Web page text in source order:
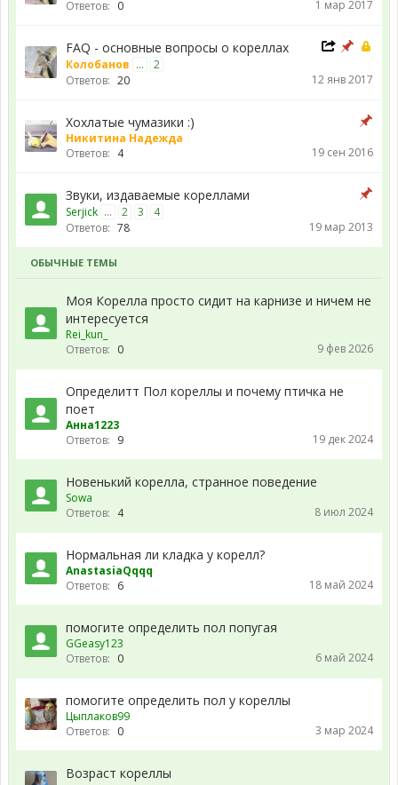
Ответов: 0 1 мар 2017
FAQ - основные вопросы о кореллах
Колобанов ...
2
Ответов: 20 12 янв 2017
Хохлатые чумазики :)
Никитина Надежда
Ответов: 4 19 сен 2016
Звуки, издаваемые кореллами
Serjick ... 2 3
4
Ответов: 78 19 мар 2013
ОБЫЧНЫЕ ТЕМЫ
Моя Корелла просто сидит на карнизе и ничем не
интересуется
Rei_kun_
Ответов: 0 9 фев 2026
Определитт Пол кореллы и почему птичка не
поет
Анна1223
Ответов: 9 19 дек 2024
Новенький корелла, странное поведение
Sowa
Ответов: 4 8 июл 2024
Нормальная ли кладка у корелл?
AnastasiaQqqq
Ответов: 6 18 май 2024
помогите определить пол попугая
GGeasy123
Ответов: 0 6 май 2024
помогите определить пол у кореллы
Цыплаков99
Ответов: 0 3 мар 2024
Возраст кореллы